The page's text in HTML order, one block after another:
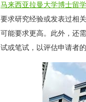
马来西亚拉曼大学博士留
要求研究经验或发表过相
可能要求更高。此外，还
试或笔试，以评估申请者